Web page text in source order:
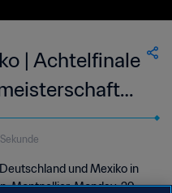
| Achtelfinale
in voller
und Mexiko in
Montpellier, Monday, 29.